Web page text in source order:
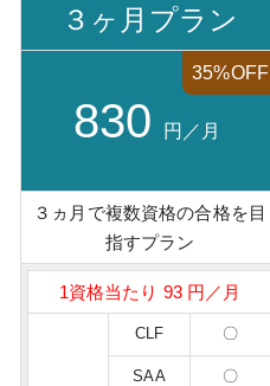
３ヶ月プラン
35%OFF
830 円／月
３ヵ月で複数資格の合格を目
指すプラン
1資格当たり 93 円／月
CLF 〇
SAA 〇